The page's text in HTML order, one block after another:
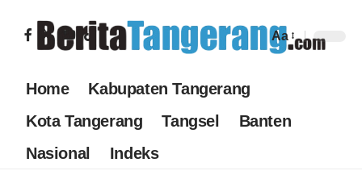
Aa
Home
Kabupaten Tangerang
Kota Tangerang
Tangsel
Banten
Nasional
Indeks